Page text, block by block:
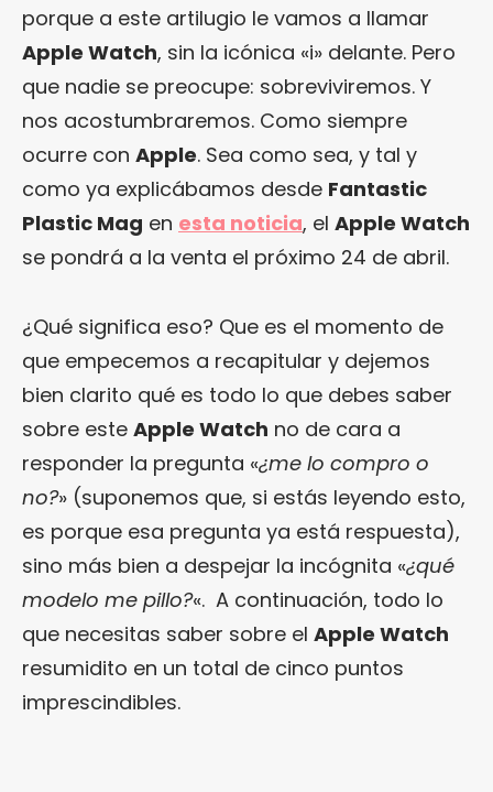
porque a este artilugio le vamos a llamar
Apple Watch, sin la icónica «i» delante. Pero
que nadie se preocupe: sobreviviremos. Y
nos acostumbraremos. Como siempre
ocurre con Apple. Sea como sea, y tal y
como ya explicábamos desde Fantastic
Plastic Mag en esta noticia, el Apple Watch
se pondrá a la venta el próximo 24 de abril.
¿Qué significa eso? Que es el momento de
que empecemos a recapitular y dejemos
bien clarito qué es todo lo que debes saber
sobre este Apple Watch no de cara a
responder la pregunta «¿me lo compro o
no?» (suponemos que, si estás leyendo esto,
es porque esa pregunta ya está respuesta),
sino más bien a despejar la incógnita «¿qué
modelo me pillo?«. A continuación, todo lo
que necesitas saber sobre el Apple Watch
resumidito en un total de cinco puntos
imprescindibles.